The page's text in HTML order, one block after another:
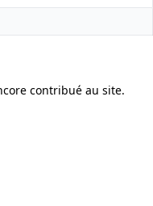
contribué au site.